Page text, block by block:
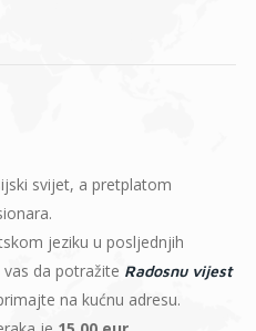
svijet, a pretplatom
jeziku u posljednjih
da potražite Radosnu vijest
na kućnu adresu.